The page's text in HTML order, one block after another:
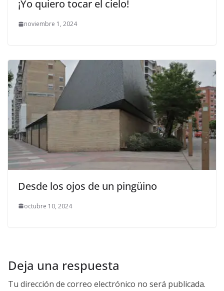
¡Yo quiero tocar el cielo!
noviembre 1, 2024
Desde los ojos de un pingüino
octubre 10, 2024
Deja una respuesta
Tu dirección de correo electrónico no será publicada.